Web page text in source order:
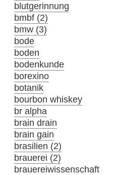
blutgerinnung
bmbf (2)
bmw (3)
bode
boden
bodenkunde
borexino
botanik
bourbon whiskey
br alpha
brain drain
brain gain
brasilien (2)
brauerei (2)
brauereiwissenschaft